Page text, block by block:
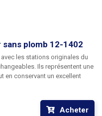
plomb 12-1402
les stations originales du
Ils représentent une
en conservant un excellent
Acheter